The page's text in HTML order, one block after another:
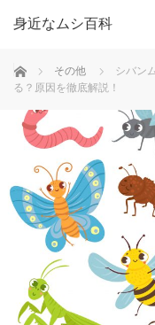
身近なムシ百科
ホーム その他
シバン
る？原因を徹底解説！